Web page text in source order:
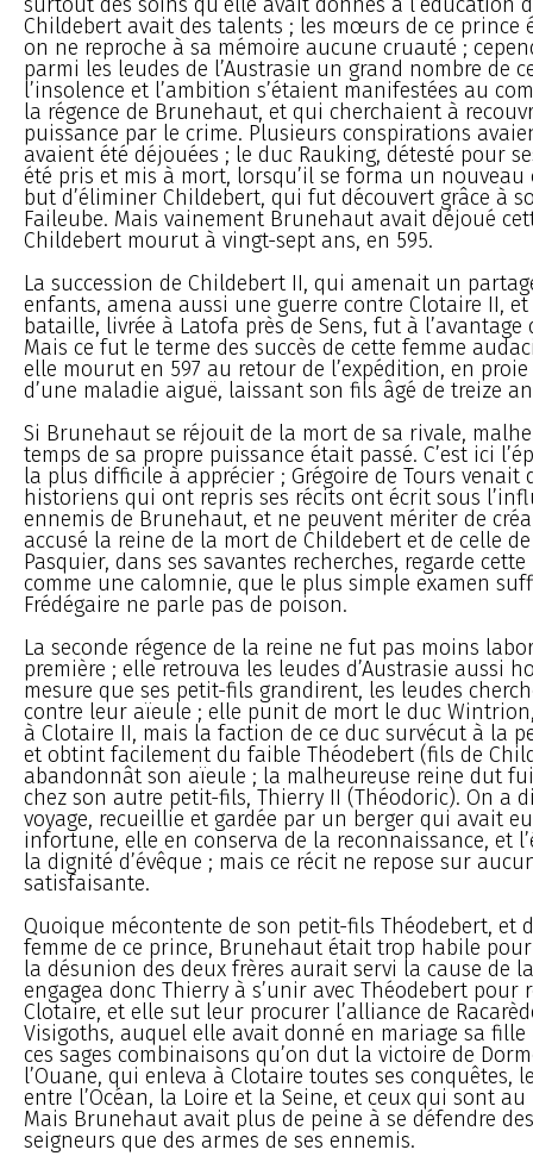
Childebert avait des talents ; les mœurs de ce prince
on ne reproche à sa mémoire aucune cruauté ;
parmi les leudes de l’Austrasie un grand nombre de
l’insolence et l’ambition s’étaient manifestées au
la régence de Brunehaut, et qui cherchaient à
puissance par le crime. Plusieurs conspirations
avaient été déjouées ; le duc Rauking, détesté pour
été pris et mis à mort, lorsqu’il se forma un nouveau
but d’éliminer Childebert, qui fut découvert grâce à
Faileube. Mais vainement Brunehaut avait déjoué
Childebert mourut à vingt-sept ans, en 595.
La succession de Childebert II, qui amenait un
enfants, amena aussi une guerre contre Clotaire II,
bataille, livrée à Latofa près de Sens, fut à l’avantage
Mais ce fut le terme des succès de cette femme
elle mourut en 597 au retour de l’expédition, en
d’une maladie aiguë, laissant son fils âgé de treize
Si Brunehaut se réjouit de la mort de sa rivale,
temps de sa propre puissance était passé. C’est ici
la plus difficile à apprécier ; Grégoire de Tours venait
historiens qui ont repris ses récits ont écrit sous
ennemis de Brunehaut, et ne peuvent mériter de
accusé la reine de la mort de Childebert et de celle
Pasquier, dans ses savantes recherches, regarde
comme une calomnie, que le plus simple examen
Frédégaire ne parle pas de poison.
La seconde régence de la reine ne fut pas moins
première ; elle retrouva les leudes d’Austrasie aussi
mesure que ses petit-fils grandirent, les leudes
contre leur aïeule ; elle punit de mort le duc
à Clotaire II, mais la faction de ce duc survécut à la
et obtint facilement du faible Théodebert (fils de
abandonnât son aïeule ; la malheureuse reine dut
chez son autre petit-fils, Thierry II (Théodoric). On a
voyage, recueillie et gardée par un berger qui avait
infortune, elle en conserva de la reconnaissance, et
la dignité d’évêque ; mais ce récit ne repose sur
satisfaisante.
Quoique mécontente de son petit-fils Théodebert, et
femme de ce prince, Brunehaut était trop habile
la désunion des deux frères aurait servi la cause de
engagea donc Thierry à s’unir avec Théodebert pour
Clotaire, et elle sut leur procurer l’alliance de
Visigoths, auquel elle avait donné en mariage sa fille
ces sages combinaisons qu’on dut la victoire de
l’Ouane, qui enleva à Clotaire toutes ses conquêtes,
entre l’Océan, la Loire et la Seine, et ceux qui sont au
Mais Brunehaut avait plus de peine à se défendre
seigneurs que des armes de ses ennemis.